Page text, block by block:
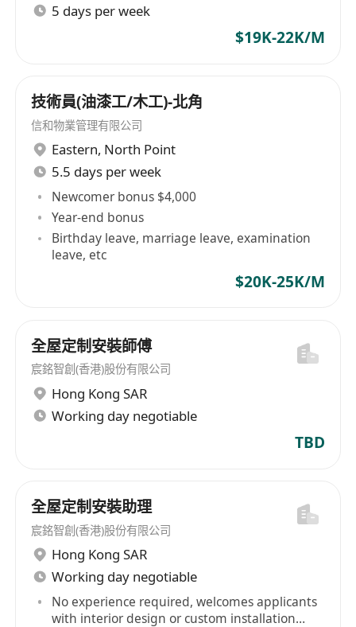
5 days per week
$19K-22K/M
技術員(油漆工/木工)-北角
信和物業管理有限公司
Eastern, North Point
5.5 days per week
Newcomer bonus $4,000
Year-end bonus
Birthday leave, marriage leave, examination
leave, etc
$20K-25K/M
全屋定制安裝師傅
宸銘智創(香港)股份有限公司
Hong Kong SAR
Working day negotiable
TBD
全屋定制安裝助理
宸銘智創(香港)股份有限公司
Hong Kong SAR
Working day negotiable
No experience required, welcomes applicants
with interior design or custom installation